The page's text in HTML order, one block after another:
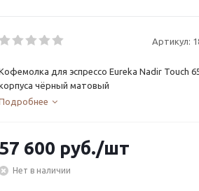
Артикул:
для эспрессо Eureka Nadir Touch
чёрный матовый
57 600 руб./шт
Нет в наличии